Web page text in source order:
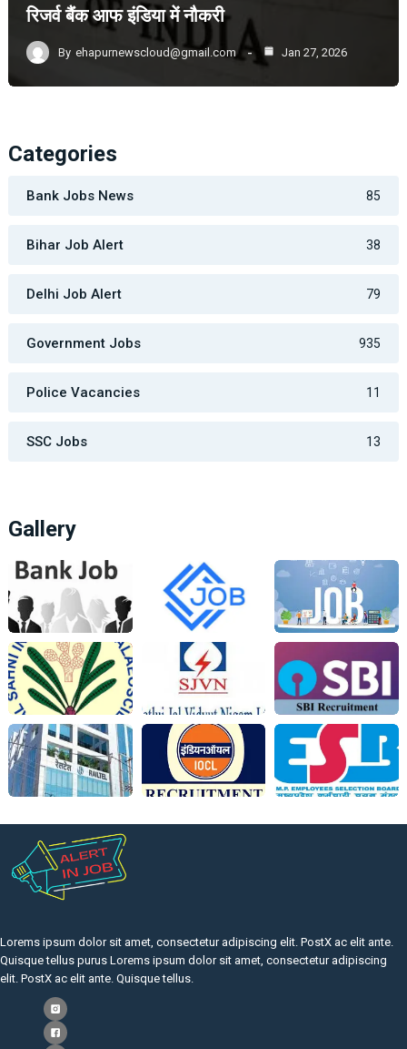
रिजर्व बैंक आफ इंडिया में नौकरी
By ehapurnewscloud@gmail.com Jan 27, 2026
Categories
Bank Jobs News 85
Bihar Job Alert 38
Delhi Job Alert 79
Government Jobs 935
Police Vacancies 11
SSC Jobs 13
Gallery
Lorems ipsum dolor sit amet, consectetur adipiscing elit. PostX ac elit ante.
Quisque tellus purus Lorems ipsum dolor sit amet, consectetur adipiscing
elit. PostX ac elit ante. Quisque tellus.